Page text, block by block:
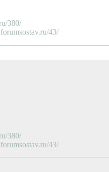
380/
43/
380/
43/